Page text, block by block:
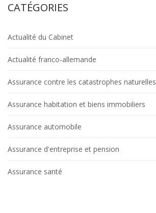
CATÉGORIES
Actualité du Cabinet
Actualité franco-allemande
Assurance contre les catastrophes naturelles
Assurance habitation et biens immobiliers
Assurance automobile
Assurance d'entreprise et pension
Assurance santé